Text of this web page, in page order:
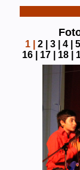
1 2 | 3 | 4 | 5 |
16 |
17 | 18 |